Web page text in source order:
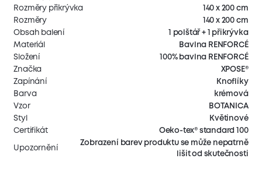
Rozměry přikrývka
140 x 200 cm
Rozměry
140 x 200 cm
Obsah balení
1 polštář + 1 přikrývka
Materiál
Bavlna RENFORCÉ
Složení
100% bavlna RENFORCÉ
Značka
XPOSE®
Zapínání
Knoflíky
Barva
krémová
Vzor
BOTANICA
Styl
Květinové
Certifikát
Oeko-tex® standard 100
Upozornění
Zobrazení barev produktu se může nepatrně
lišit od skutečnosti